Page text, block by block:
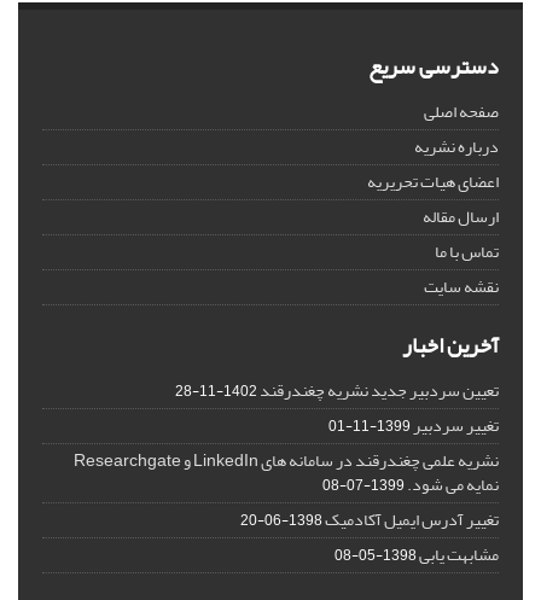
دسترسی سریع
صفحه اصلی
درباره نشریه
اعضای هیات تحریریه
ارسال مقاله
تماس با ما
نقشه سایت
آخرین اخبار
تعیین سردبیر جدید نشریه چغندرقند1402-11-28
تغییر سردبیر1399-11-01
نشریه علمی چغندرقند در سامانه های LinkedIn و Researchgate
نمایه می شود.1399-07-08
تغییر آدرس ایمیل آکادمیک1398-06-20
مشابهت یابی1398-05-08